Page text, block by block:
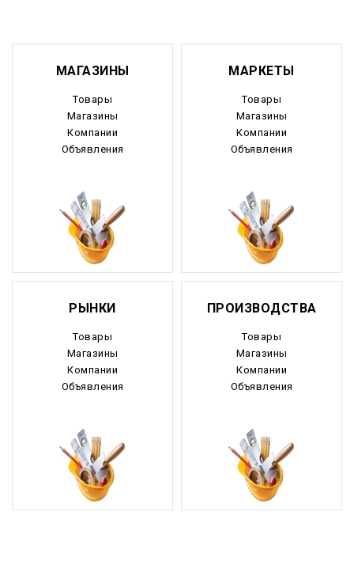
Калининградская область
Костромская область
МАГАЗИНЫ
Товары
Магазины
Компании
Объявления
МАРКЕТЫ
Товары
Магазины
Компании
Объявления
РЫНКИ
Товары
Магазины
Компании
Объявления
ПРОИЗВОДСТВА
Товары
Магазины
Компании
Объявления